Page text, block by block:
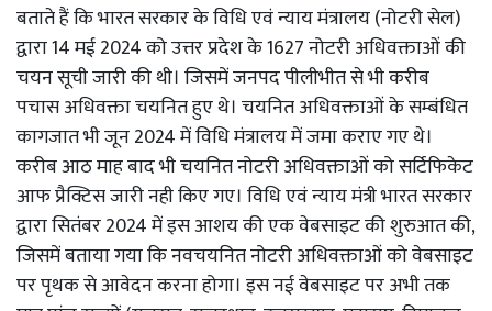
बताते हैं कि भारत सरकार के विधि एवं न्याय मंत्रालय (नोटरी सेल)
द्वारा 14 मई 2024 को उत्तर प्रदेश के 1627 नोटरी अधिवक्ताओं की
चयन सूची जारी की थी। जिसमें जनपद पीलीभीत से भी करीब
पचास अधिवक्ता चयनित हुए थे। चयनित अधिवक्ताओं के सम्बंधित
कागजात भी जून 2024 में विधि मंत्रालय में जमा कराए गए थे।
करीब आठ माह बाद भी चयनित नोटरी अधिवक्ताओं को सर्टिफिकेट
आफ प्रैक्टिस जारी नही किए गए। विधि एवं न्याय मंत्री भारत सरकार
द्वारा सितंबर 2024 में इस आशय की एक वेबसाइट की शुरुआत की,
जिसमें बताया गया कि नवचयनित नोटरी अधिवक्ताओं को वेबसाइट
पर पृथक से आवेदन करना होगा। इस नई वेबसाइट पर अभी तक